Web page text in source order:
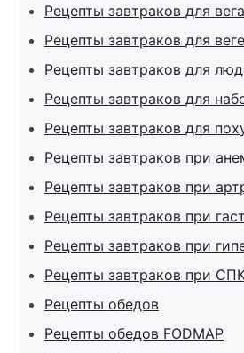
Рецепты завтраков для
Рецепты завтраков для
Рецепты завтраков для
Рецепты завтраков для
Рецепты завтраков для
Рецепты завтраков при
Рецепты завтраков при
Рецепты завтраков при
Рецепты завтраков при
Рецепты завтраков при
Рецепты обедов
Рецепты обедов FODMAP